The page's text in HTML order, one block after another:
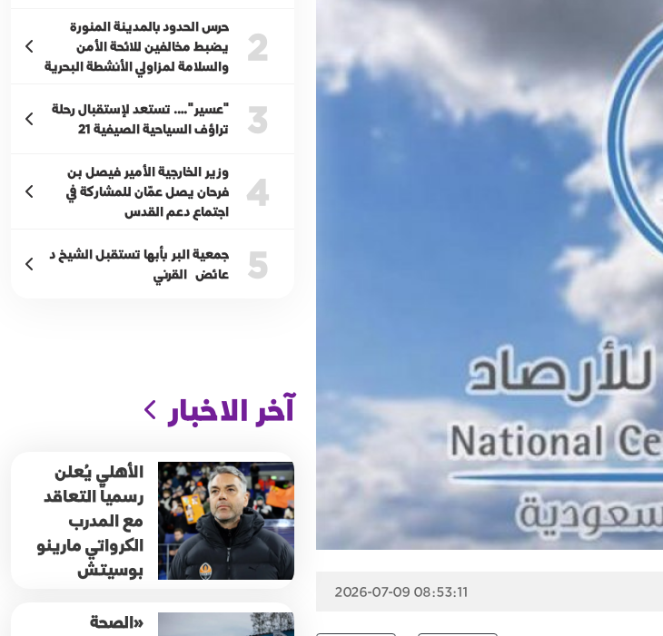
2026-07-09 08:53:11
2
حرس الحدود بالمدينة المنورة
يضبط مخالفين للائحة الأمن
والسلامة لمزاولي الأنشطة البحرية
3
"عسير"…. تستعد لإستقبال رحلة
تراؤف السياحية الصيفية 21
4
وزير الخارجية الأمير فيصل بن
فرحان يصل عمّان للمشاركة في
اجتماع دعم القدس
5
جمعية البر بأبها تستقبل الشيخ د
عائض القرني
آخر الاخبار
الأهلي يُعلن
رسمياً التعاقد
مع المدرب
الكرواتي مارينو
بوسيتش
«الصحة